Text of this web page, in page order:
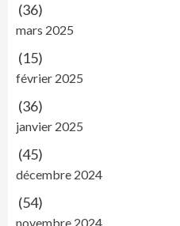
(36)
mars 2025
(15)
février 2025
(36)
janvier 2025
(45)
décembre 2024
(54)
novembre 2024